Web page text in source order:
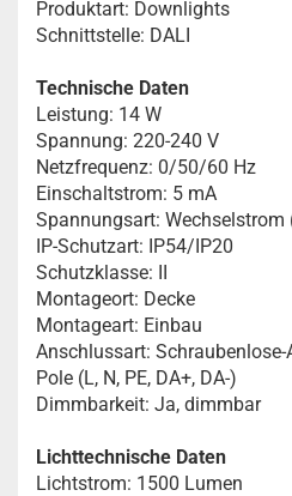
Produktart: Downlights
Schnittstelle: DALI
Technische Daten
Leistung: 14 W
Spannung: 220-240 V
Netzfrequenz: 0/50/60 Hz
Einschaltstrom: 5 mA
Spannungsart: Wechselstrom
IP-Schutzart: IP54/IP20
Schutzklasse: II
Montageort: Decke
Montageart: Einbau
Anschlussart:
Pole (L, N, PE, DA+, DA-)
Dimmbarkeit: Ja, dimmbar
Lichttechnische Daten
Lichtstrom: 1500 Lumen